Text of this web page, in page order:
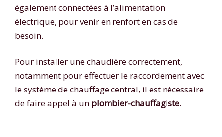
également connectées à l’alimentation
électrique, pour venir en renfort en cas de
besoin.
Pour installer une chaudière correctement,
notamment pour effectuer le raccordement avec
le système de chauffage central, il est nécessaire
de faire appel à un plombier-chauffagiste.